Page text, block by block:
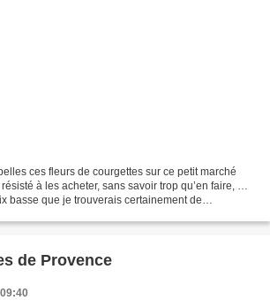
ces fleurs de courgettes sur ce petit marché
à les acheter, sans savoir trop qu’en faire, …
basse que je trouverais certainement de
de Provence